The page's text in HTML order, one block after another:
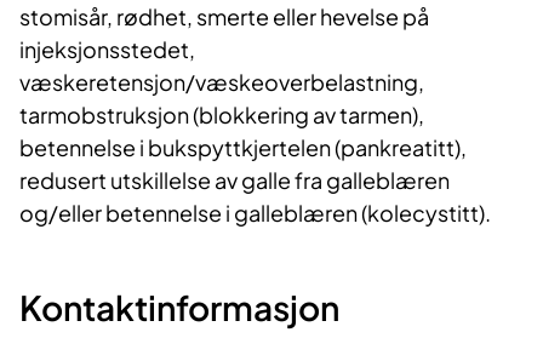
stomisår, rødhet, smerte eller hevelse på
injeksjonsstedet,
væskeretensjon/væskeoverbelastning,
tarmobstruksjon (blokkering av tarmen),
betennelse i bukspyttkjertelen (pankreatitt),
redusert utskillelse av galle fra galleblæren
og/eller betennelse i galleblæren (kolecystitt).
Kontaktinformasjon